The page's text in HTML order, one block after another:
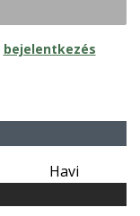
bejelentkezés
Havi